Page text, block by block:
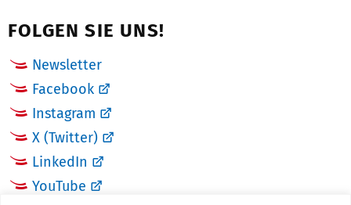
FOLGEN SIE UNS!
Newsletter
Facebook
Instagram
X (Twitter)
LinkedIn
YouTube